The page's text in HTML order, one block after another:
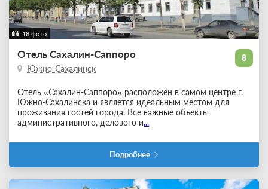
18 фото
8
Отель Сахалин-Саппоро
Южно-Сахалинск
Отель «Сахалин-Саппоро» расположен в самом центре г.
Южно-Сахалинска и является идеальным местом для
проживания гостей города. Все важные объекты
административного, делового и...
Подробнее